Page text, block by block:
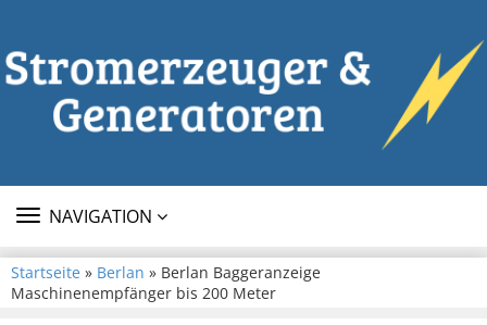
TOGGLE
NAVIGATION
Startseite » Berlan » Berlan Baggeranzeige
Maschinenempfänger bis 200 Meter